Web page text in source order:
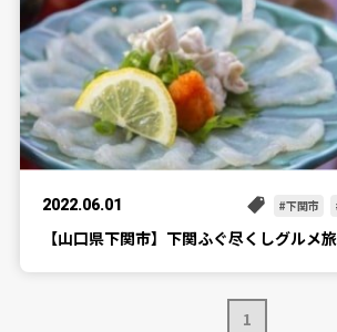
2022.06.01 下関市
【山口県下関市】下関ふぐ尽くしグルメ
1